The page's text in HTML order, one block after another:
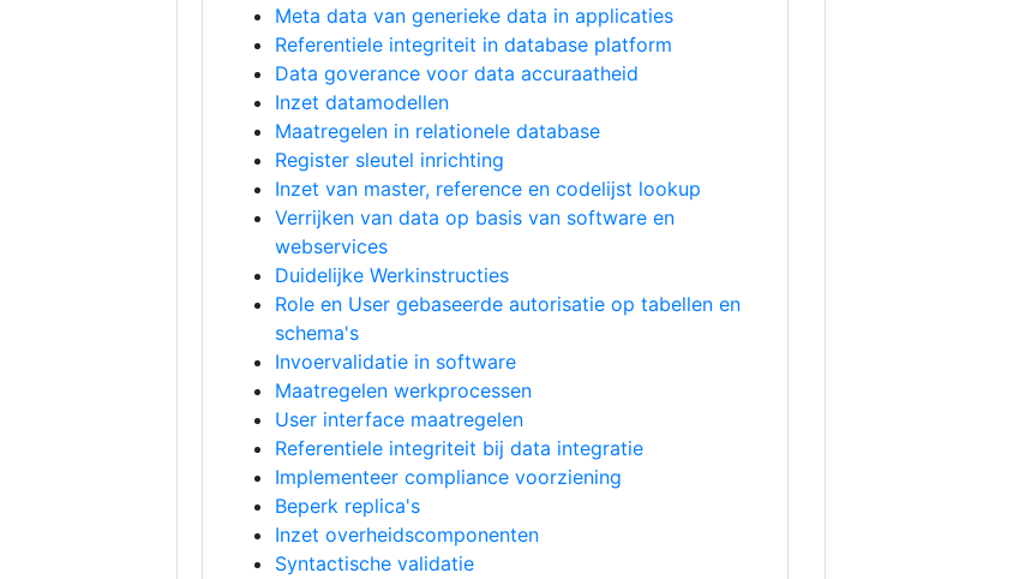
Meta data van generieke data in applicaties
Referentiele integriteit in database platform
Data goverance voor data accuraatheid
Inzet datamodellen
Maatregelen in relationele database
Register sleutel inrichting
Inzet van master, reference en codelijst lookup
Verrijken van data op basis van software en
webservices
Duidelijke Werkinstructies
Role en User gebaseerde autorisatie op tabellen en
schema's
Invoervalidatie in software
Maatregelen werkprocessen
User interface maatregelen
Referentiele integriteit bij data integratie
Implementeer compliance voorziening
Beperk replica's
Inzet overheidscomponenten
Syntactische validatie